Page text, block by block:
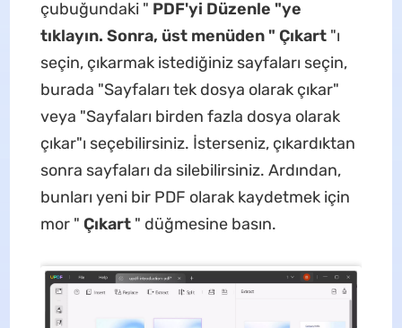
çubuğundaki " PDF'yi Düzenle "ye
tıklayın. Sonra, üst menüden " Çıkart"ı
seçin, çıkarmak istediğiniz sayfaları seçin,
burada "Sayfaları tek dosya olarak çıkar"
veya "Sayfaları birden fazla dosya olarak
çıkar"ı seçebilirsiniz. İsterseniz, çıkardıktan
sonra sayfaları da silebilirsiniz. Ardından,
bunları yeni bir PDF olarak kaydetmek için
mor " Çıkart" düğmesine basın.